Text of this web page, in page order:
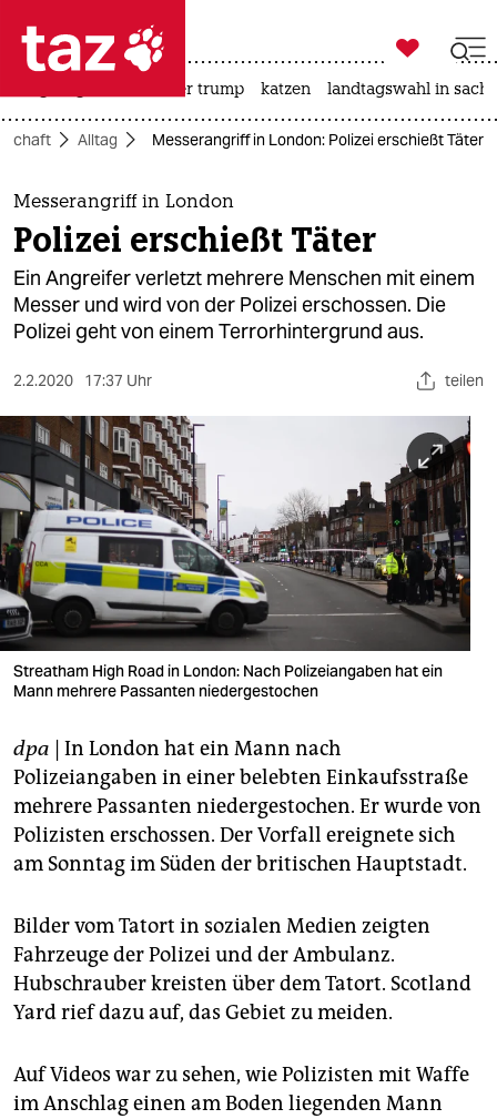
 taz zahl ich
taz zahl ich
themen
politik
öko
gesellschaft
sport
berlin
nord
wahrheit
verlag
verlag
veranstaltungen
shop
fragen & hilfe
unterstützen
abo
genossenschaft
epaper login

taz zahl ich
usa unter trump katzen landtagswahl in
Alltag Messerangriff in London: Polizei erschießt Täter
Messerangriff in London
Polizei erschießt Täter
Ein Angreifer verletzt mehrere Menschen mit einem
Messer und wird von der Polizei erschossen. Die
Polizei geht von einem Terrorhintergrund aus.
2.2.2020 17:37 Uhr teilen
Streatham High Road in London: Nach Polizeiangaben hat ein
Mann mehrere Passanten niedergestochen
dpa | In London hat ein Mann nach
Polizeiangaben in einer belebten Einkaufsstraße
mehrere Passanten niedergestochen. Er wurde von
Polizisten erschossen. Der Vorfall ereignete sich
am Sonntag im Süden der britischen Hauptstadt.
Bilder vom Tatort in sozialen Medien zeigten
Fahrzeuge der Polizei und der Ambulanz.
Hubschrauber kreisten über dem Tatort. Scotland
Yard rief dazu auf, das Gebiet zu meiden.
Auf Videos war zu sehen, wie Polizisten mit Waffe
im Anschlag einen am Boden liegenden Mann